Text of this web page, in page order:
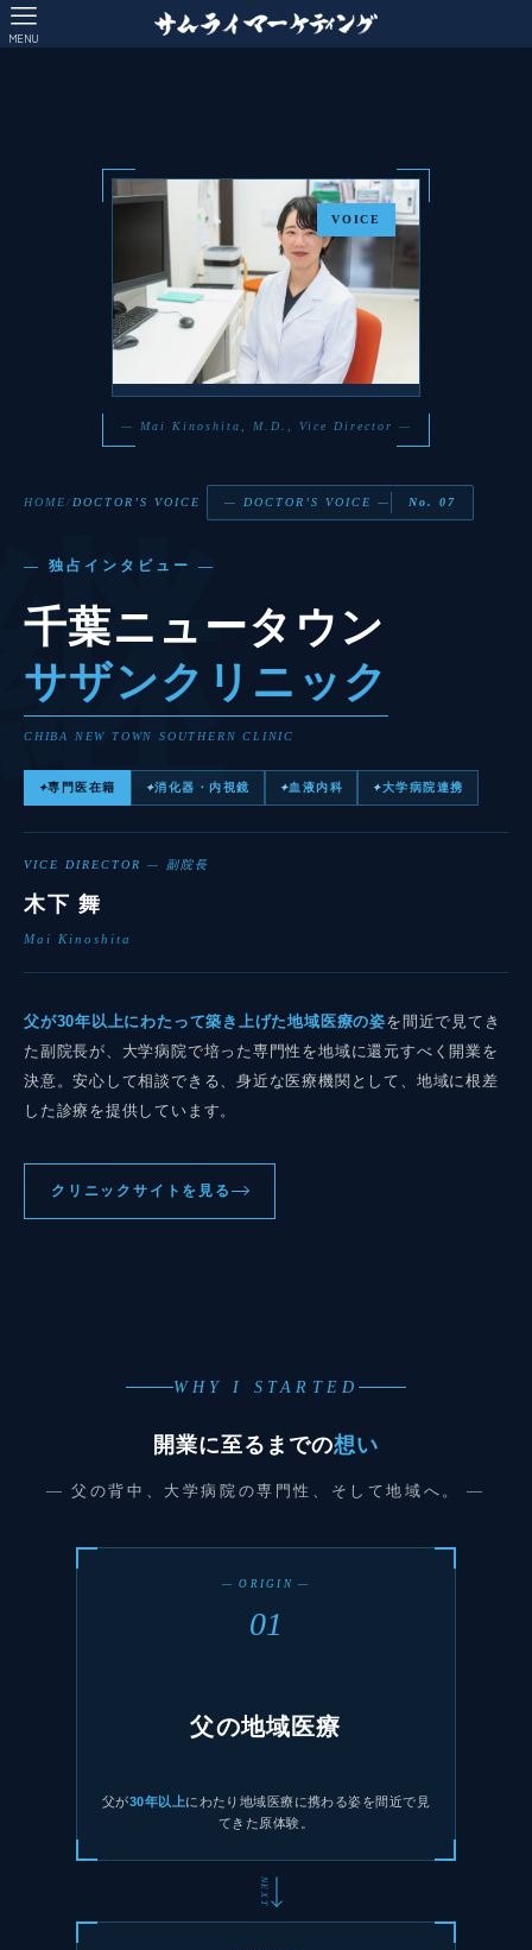
MENU
HOME/ DOCTOR’S VOICE — DOCTOR’S VOICE — No. 07
— 独占インタビュー —
千葉ニュータウン
サザンクリニック
CHIBA NEW TOWN SOUTHERN CLINIC
✦専門医在籍 ✦消化器・内視鏡 ✦血液内科 ✦大学病院連携
VICE DIRECTOR — 副院長
木下 舞
Mai Kinoshita
父が30年以上にわたって築き上げた地域医療の姿を間近で見てき
た副院長が、大学病院で培った専門性を地域に還元すべく開業を
決意。安心して相談できる、身近な医療機関として、地域に根差
した診療を提供しています。
クリニックサイトを見る
VOICE
— Mai Kinoshita, M.D., Vice Director —
WHY I STARTED
開業に至るまでの想い
— 父の背中、大学病院の専門性、そして地域へ。 —
— ORIGIN —
01
父の地域医療
父が30年以上にわたり地域医療に携わる姿を間近で見
てきた原体験。
NEXT